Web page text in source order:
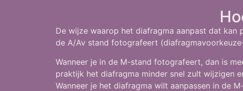
De wijze waarop het diafragma aanpast dat kan
de A/Av stand fotografeert
Wanneer je in de M-stand fotografeert, dan is
praktijk het diafragma minder snel zult wijzigen
Wanneer je het diafragma wilt aanpassen in de